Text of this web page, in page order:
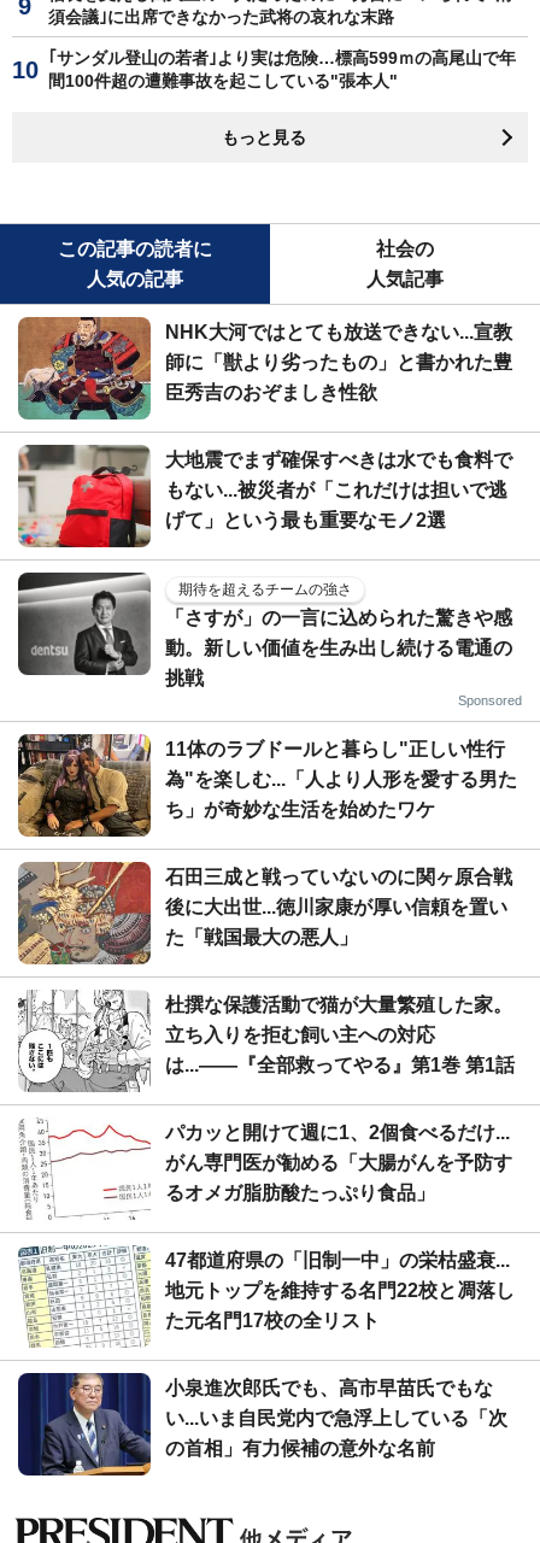
須会議｣に出席できなかった武将の哀れな末路
｢サンダル登山の若者｣より実は危険…標高599ｍの高尾山で年
間100件超の遭難事故を起こしている"張本人"
もっと見る
この記事の読者に
人気の記事
社会の
人気記事
NHK大河ではとても放送できない...宣教
師に「獣より劣ったもの」と書かれた豊
臣秀吉のおぞましき性欲
大地震でまず確保すべきは水でも食料で
もない...被災者が「これだけは担いで逃
げて」という最も重要なモノ2選
期待を超えるチームの強さ
「さすが」の一言に込められた驚きや感
動。新しい価値を生み出し続ける電通の
挑戦
Sponsored
11体のラブドールと暮らし"正しい性行
為"を楽しむ...「人より人形を愛する男た
ち」が奇妙な生活を始めたワケ
石田三成と戦っていないのに関ヶ原合戦
後に大出世...徳川家康が厚い信頼を置い
た「戦国最大の悪人」
杜撰な保護活動で猫が大量繁殖した家。
立ち入りを拒む飼い主への対応
は...――『全部救ってやる』第1巻 第1話
パカッと開けて週に1、2個食べるだけ...
がん専門医が勧める「大腸がんを予防す
るオメガ脂肪酸たっぷり食品」
47都道府県の「旧制一中」の栄枯盛衰...
地元トップを維持する名門22校と凋落し
た元名門17校の全リスト
小泉進次郎氏でも、高市早苗氏でもな
い...いま自民党内で急浮上している「次
の首相」有力候補の意外な名前